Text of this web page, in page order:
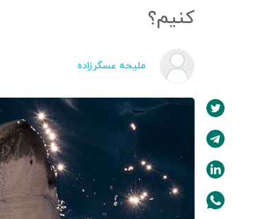
کنیم؟
ملیحه عسگرزاده